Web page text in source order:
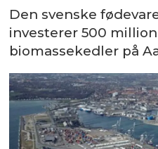
Den svenske
investerer 500
biomassekedler på